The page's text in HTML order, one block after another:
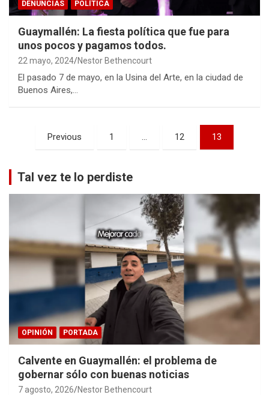
DENUNCIAS POLÍTICA
Guaymallén: La fiesta política que fue para
unos pocos y pagamos todos.
22 mayo, 2024 Nestor Bethencourt
El pasado 7 de mayo, en la Usina del Arte, en la ciudad de
Buenos Aires,…
Paginación
entradas
Previous 1 … 12 13
Tal vez te lo perdiste
OPINIÓN PORTADA
Calvente en Guaymallén: el problema de
gobernar sólo con buenas noticias
7 agosto, 2026 Nestor Bethencourt